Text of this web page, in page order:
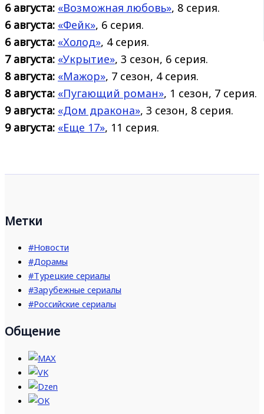
6 августа: «Возможная любовь», 8 серия.
6 августа: «Фейк», 6 серия.
6 августа: «Холод», 4 серия.
7 августа: «Укрытие», 3 сезон, 6 серия.
8 августа: «Мажор», 7 сезон, 4 серия.
8 августа: «Пугающий роман», 1 сезон, 7 серия.
9 августа: «Дом дракона», 3 сезон, 8 серия.
9 августа: «Еще 17», 11 серия.
Метки
#Новости
#Дорамы
#Турецкие сериалы
#Зарубежные сериалы
#Российские сериалы
Общение